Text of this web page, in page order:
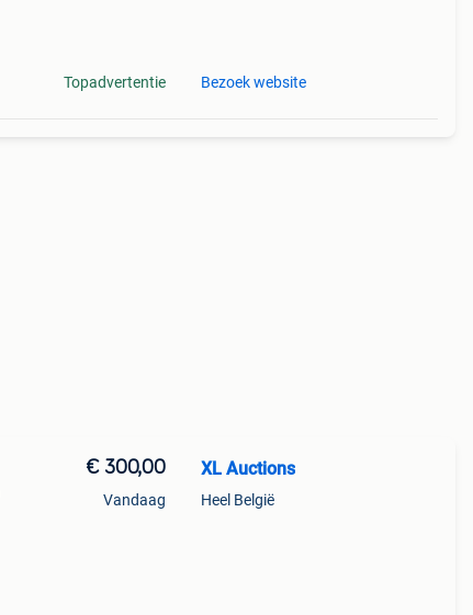
Topadvertentie Bezoek website
€ 300,00
Vandaag
XL Auctions
Heel België